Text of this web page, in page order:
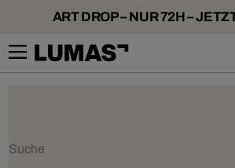
ART DROP – NUR 72H –